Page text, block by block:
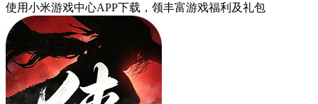
使用小米游戏中心APP下载 ，领丰富游戏福利 及礼包